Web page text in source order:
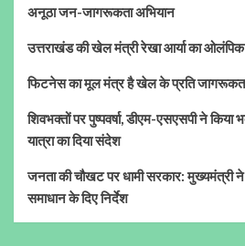
अनूठा जन-जागरूकता अभियान
उत्तराखंड की खेल मंत्री रेखा आर्या का
फिटनेस का मूल मंत्र है खेल के प्रति जागरूकता
शिवभक्तों पर पुष्पवर्षा, डीएम-एसएसपी ने किया
यात्रा का दिया संदेश
जनता की चौखट पर धामी सरकार: मुख्यमंत्री
समाधान के दिए निर्देश